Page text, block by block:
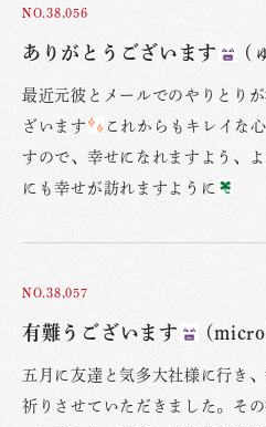
NO.38,056
ありがとうございます (
最近元彼とメールでのやりとり
ざいます
これからもキレイな
すので、幸せになれますよう、
にも幸せが訪れますように
NO.38,057
有難うございます
五月に友達と気多大社様に行き
祈りさせていただきました。そ